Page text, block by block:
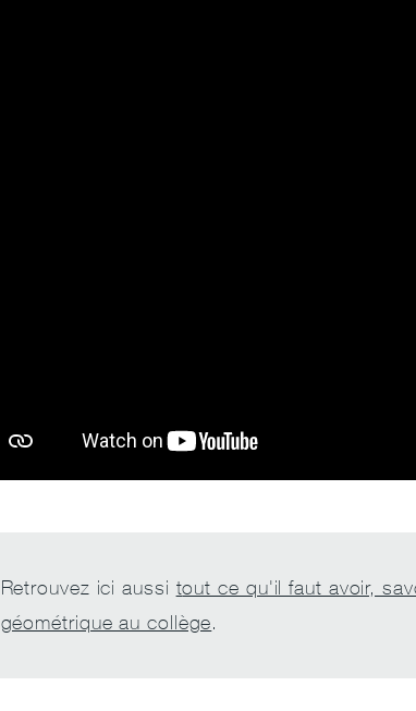
Retrouvez ici aussi tout ce qu'il faut avoir,
géométrique au collège.